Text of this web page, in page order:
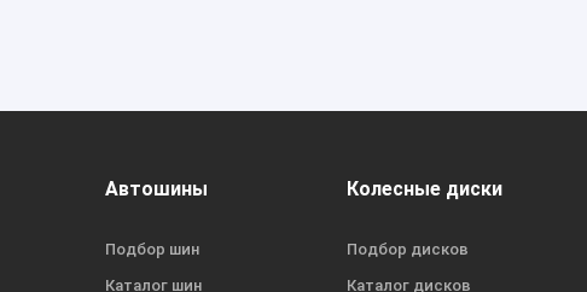
Автошины
Подбор шин
Каталог шин
Колесные диски
Подбор дисков
Каталог дисков